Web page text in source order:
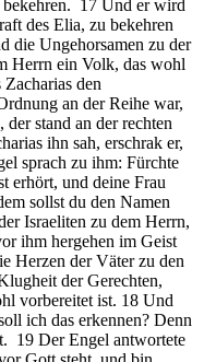
17 Und er wird
des Elia, zu bekehren
die Ungehorsamen zu der
Herrn ein Volk, das wohl
den
an der Reihe war,
stand an der rechten
ihn sah, erschrak er,
sprach zu ihm: Fürchte
erhört, und deine Frau
sollst du den Namen
Israeliten zu dem Herrn,
ihm hergehen im Geist
Herzen der Väter zu den
der Gerechten,
vorbereitet ist. 18 Und
ich das erkennen? Denn
19 Der Engel antwortete